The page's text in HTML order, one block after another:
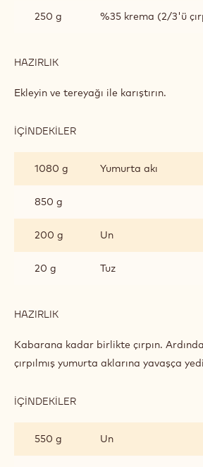
250 g %35 krema (2/3'ü
HAZIRLIK
KEK
Ekleyin ve tereyağı ile karıştırın.
İÇINDEKILER
1080 g
Yumurta akı
850 g
200 g Un
20 g Tuz
HAZIRLIK
KEK
Kabarana kadar birlikte çırpın.
çırpılmış yumurta aklarına yavaşça
İÇINDEKILER
550 g
Un